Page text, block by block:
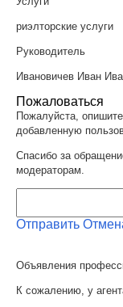
риэлторские услуги
Руководитель
Ивановичев Иван
Пожаловаться
Пожалуйста,
добавленную
Спасибо за
модераторам.
Отправить
Объявления
К сожалению, у